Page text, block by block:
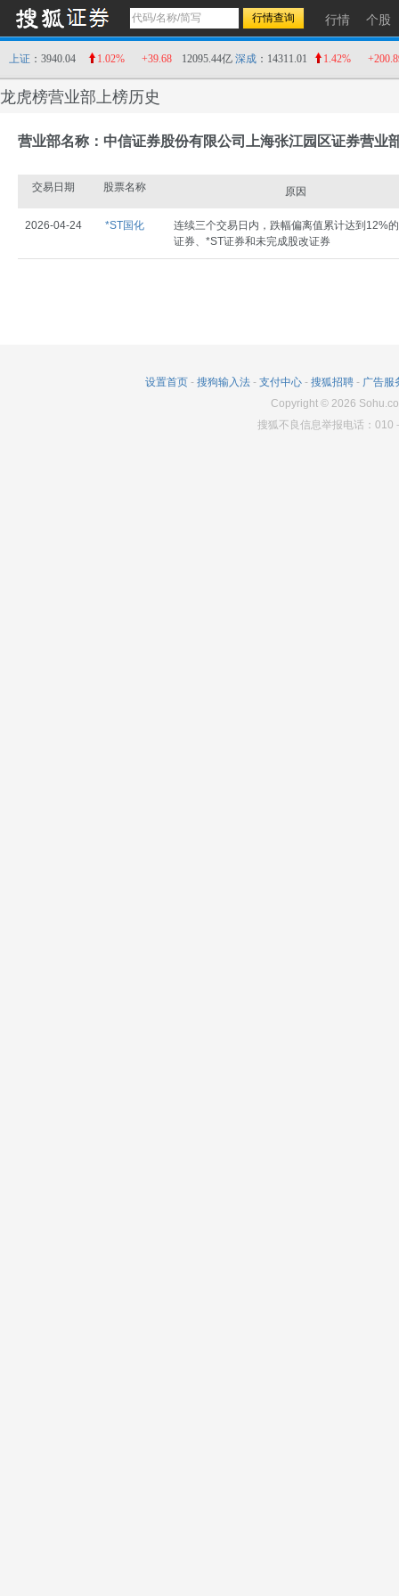
行情 个股
上证 ：3940.04 1.02% +39.68 12095.44亿 深成 ：14311.01 1.42%
龙虎榜营业部上榜历史
营业部名称：中信证券股份有限公司上海张江园区证券营业
交易日期 股票名称 原因
2026-04-24 *ST国化
连续三个交易日内，跌幅偏离值累计达到12%
证券、*ST证券和未完成股改证券
设置首页 - 搜狗输入法 - 支付中心 - 搜狐招聘 - 广告服
Copyright© 2026
搜狐不良信息举报电话：010